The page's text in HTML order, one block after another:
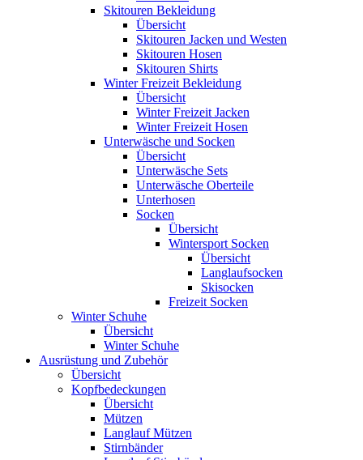
Skitouren Bekleidung
Übersicht
Skitouren Jacken und Westen
Skitouren Hosen
Skitouren Shirts
Winter Freizeit Bekleidung
Übersicht
Winter Freizeit Jacken
Winter Freizeit Hosen
Unterwäsche und Socken
Übersicht
Unterwäsche Sets
Unterwäsche Oberteile
Unterhosen
Socken
Übersicht
Wintersport Socken
Übersicht
Langlaufsocken
Skisocken
Freizeit Socken
Winter Schuhe
Übersicht
Winter Schuhe
Ausrüstung und Zubehör
Übersicht
Kopfbedeckungen
Übersicht
Mützen
Langlauf Mützen
Stirnbänder